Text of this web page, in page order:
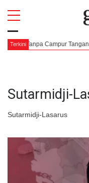
Terkini
Tanpa Campur Tangan Asing
Sutarmidji-
Sutarmidji-Lasarus
All